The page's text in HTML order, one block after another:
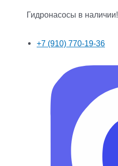
Гидронасосы в наличии!
+7 (910) 770-19-36